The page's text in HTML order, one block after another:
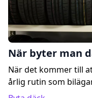
När byter man
När det kommer till
årlig rutin som